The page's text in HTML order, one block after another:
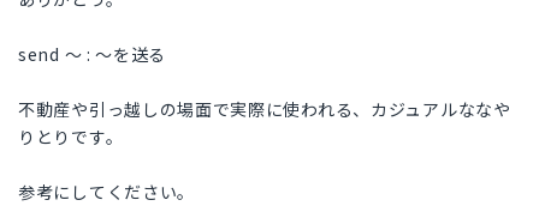
send 〜 : 〜を送る
不動産や引っ越しの場面で実際に使われる、カジュアルななや
りとりです。
参考にしてください。